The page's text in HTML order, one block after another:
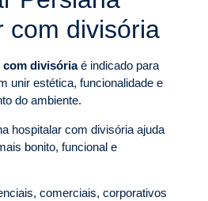
com divisória
com divisóriaé indicado para
unir estética, funcionalidade e
do ambiente.
hospitalar com divisória ajuda
bonito, funcional e
comerciais, corporativos